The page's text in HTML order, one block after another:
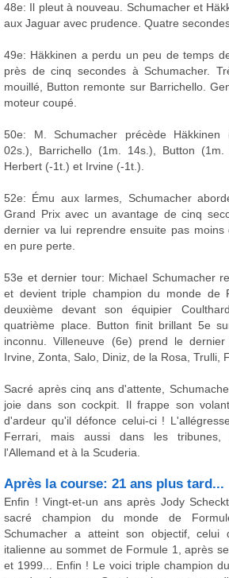
48e: Il pleut à nouveau. Schumacher et
aux Jaguar avec prudence. Quatre
49e: Häkkinen a perdu un peu de temps
près de cinq secondes à Schumacher.
mouillé, Button remonte sur Barrichello.
moteur coupé.
50e: M. Schumacher précède Häkkinen
02s.), Barrichello (1m. 14s.), Button (1m.
Herbert (-1t.) et Irvine (-1t.).
52e: Ému aux larmes, Schumacher
Grand Prix avec un avantage de cinq
dernier va lui reprendre ensuite pas moins
en pure perte.
53e et dernier tour: Michael Schumacher
et devient triple champion du monde de
deuxième devant son équipier
quatrième place. Button finit brillant 5e
inconnu. Villeneuve (6e) prend le
Irvine, Zonta, Salo, Diniz, de la Rosa, Trulli,
Sacré après cinq ans d'attente,
joie dans son cockpit. Il frappe son
d'ardeur qu'il défonce celui-ci !
Ferrari, mais aussi dans les tribunes,
l'Allemand et à la Scuderia.
Après la course: 21 ans plus tard...
Enfin ! Vingt-et-un ans après Jody
sacré champion du monde de
Schumacher a atteint son objectif, celui
italienne au sommet de Formule 1, après
et 1999... Enfin ! Le voici triple champion